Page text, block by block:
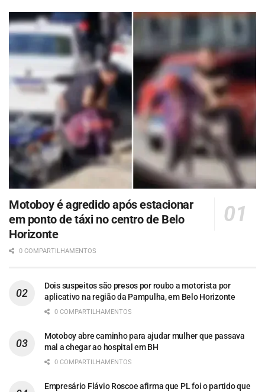
Motoboy é agredido após estacionar
em ponto de táxi no centro de Belo
Horizonte
0 COMPARTILHAMENTOS
Dois suspeitos são presos por roubo a motorista por
aplicativo na região da Pampulha, em Belo Horizonte
0 COMPARTILHAMENTOS
Motoboy abre caminho para ajudar mulher que passava
mal a chegar ao hospital em BH
0 COMPARTILHAMENTOS
Empresário Flávio Roscoe afirma que PL foi o partido que